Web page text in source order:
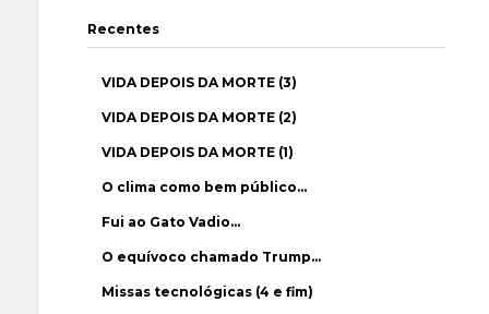
Recentes
VIDA DEPOIS DA MORTE (3)
VIDA DEPOIS DA MORTE (2)
VIDA DEPOIS DA MORTE (1)
O clima como bem público…
Fui ao Gato Vadio…
O equívoco chamado Trump…
Missas tecnológicas (4 e fim)